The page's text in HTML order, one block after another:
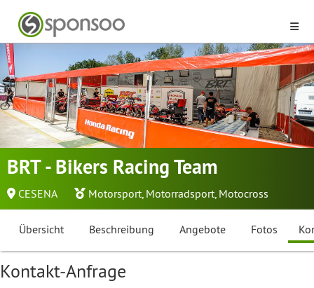
BRT - Bikers Racing Team
CESENA Motorsport, Motorradsport, Motocross
Übersicht Beschreibung Angebote Fotos
Kontakt-Anfrage